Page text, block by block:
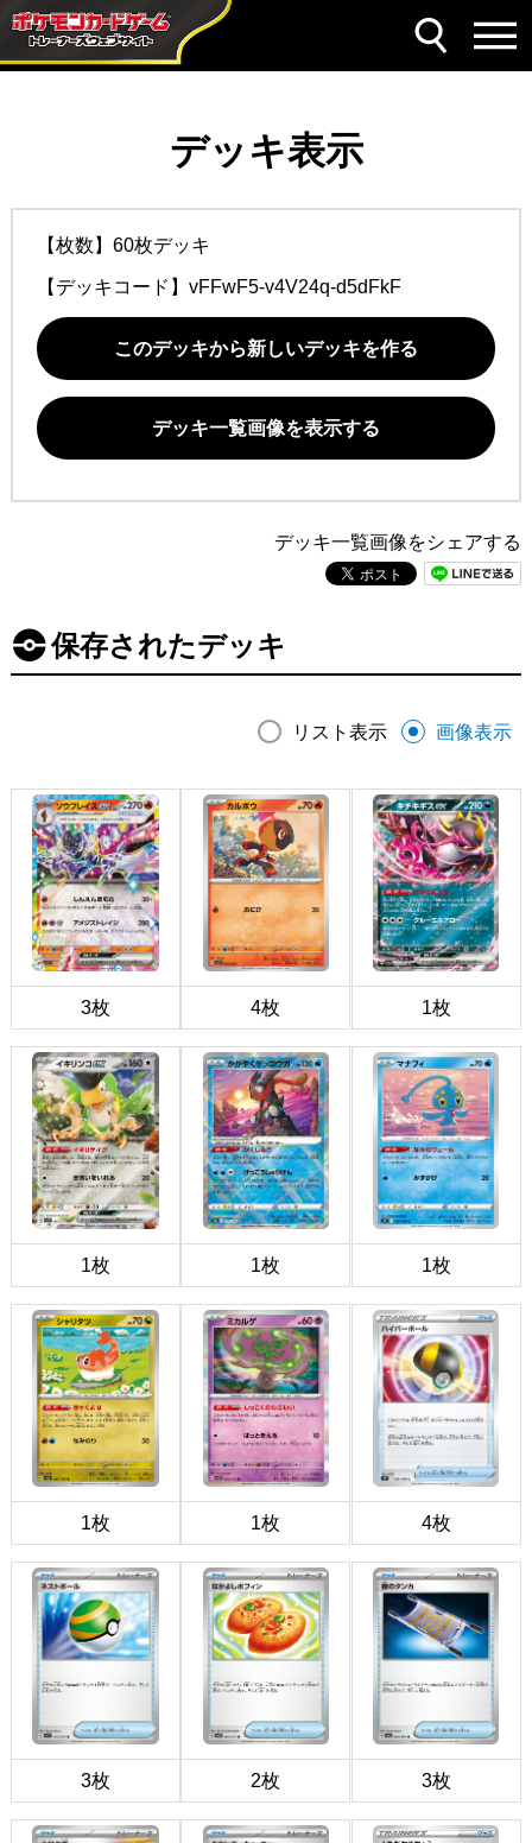
デッキ表示
【枚数】60枚デッキ
【デッキコード】 vFFwF5-v4V24q-d5dFkF
このデッキから新しいデッキを作る
デッキ一覧画像を表示する
デッキ一覧画像をシェアする
保存されたデッキ
リスト表示 画像表示
3枚 4枚 1枚
1枚 1枚 1枚
1枚 1枚 4枚
3枚 2枚 3枚